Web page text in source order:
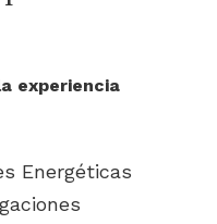
experiencia
Energéticas